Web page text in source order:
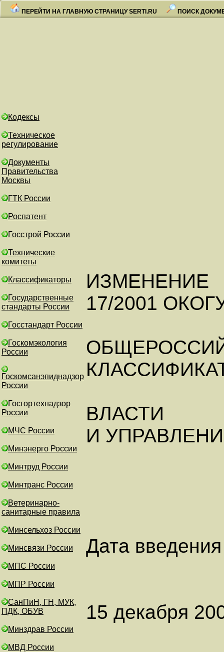
ПЕРЕЙТИ НА ГЛАВНУЮ СТРАНИЦУ SERTI.RU ПОИСК
Кодексы
Техническое
регулирование
Документы
Правительства
Москвы
ГТК России
Роспатент
Госстрой России
Технические
комитеты
Классификаторы
Государственные
стандарты России
Госстандарт России
Госкомэкология
России
Госкомсанэпиднадзор
России
Госгортехнадзор
России
МЧС России
Минэнерго России
Минтруд России
Минтранс России
Ветеринарно-
санитарные правила
Минсельхоз России
Минсвязи России
МПС России
МПР России
СанПиН, ГН, МУК,
ПДК, ОБУВ
Минздрав России
МВД России
ИЗМЕНЕНИЕ
17/2001
ВЛАСТИ
И
Дата
15 декабря